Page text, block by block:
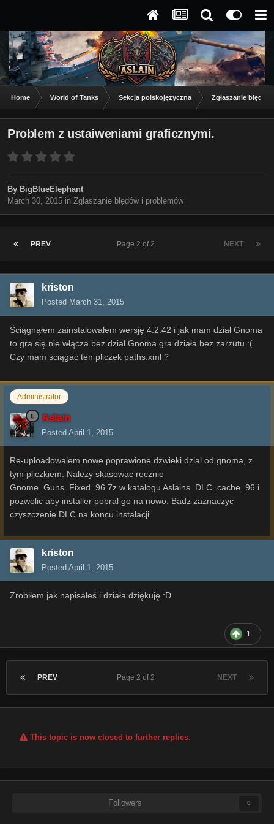
Home World of Tanks Sekcja polskojęzyczna Zgłaszanie
Problem z ustaiweniami graficznymi.
By BigBlueElephant
March 30, 2015 in Zgłaszanie błędów i problemów
PREV NEXT
Page 2 of 2
kriston
Posted March 31, 2015
Ściągnąłem zainstalowałem wersję 4.2.42 i jak mam dział Gnoma
to gra się nie włącza bez dział Gnoma gra działa bez zarzutu :(
Czy mam ściągać ten pliczek paths.xml ?
Administrator
Aslain
Posted April 1, 2015
Re-uploadowalem nowe poprawione dzwieki dzial od gnoma, z
tym pliczkiem. Nalezy skasowac recznie
Gnome_Guns_Fixed_96.7z w katalogu Aslains_DLC_cache_96 i
pozwolic aby installer pobral go na nowo. Badz zaznaczyc
czyszczenie DLC na koncu instalacji.
kriston
Posted April 1, 2015
Zrobiłem jak napisałeś i działa dziękuję :D
1
PREV NEXT
Page 2 of 2
This topic is now closed to further replies.
Followers 0